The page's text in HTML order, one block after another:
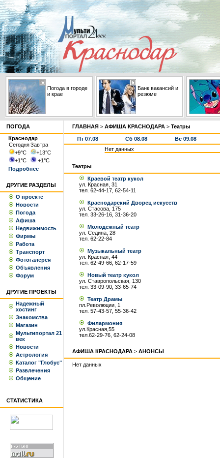
Погода в городе
и крае
Банк вакансий и
резюме
ПОГОДА
Краснодар
СегодняЗавтра
+9°С +13°С
+1°С +1°С
Подробнее
ДРУГИЕ РАЗДЕЛЫ
О проекте
Новости
Погода
Афиша
Недвижимость
Фирмы
Работа
Транспорт
Фотогалерея
Объявления
Форум
ДРУГИЕ ПРОЕКТЫ
Надежный
хостинг
Знакомства
Магазин
Мультипортал 21
век
Новости
Астрология
Каталог "Глобус"
Развлечения
Общение
СТАТИСТИКА
ГЛАВНАЯ > АФИША КРАСНОДАРА > Театры
Пт 07.08 Сб 08.08
Вс 09.08
Нет данных
Театры
Краевой театр кукол
ул. Красная, 31
тел. 62-44-17, 62-54-11
Краснодарский Дворец искусств
ул. Стасова, 175
тел. 33-26-16, 31-36-20
Молодежный театр
ул. Седина, 28
тел. 62-22-84
Музыкальный театр
ул. Красная, 44
тел. 62-49-66, 62-17-59
Новый театр кукол
ул. Ставропольская, 130
тел. 33-09-90, 33-65-74
Театр Драмы
пл.Революции, 1
тел. 57-43-57, 55-36-42
Филармония
ул.Красная,55
тел.62-29-76, 62-24-08
АФИША КРАСНОДАРА > АНОНСЫ
Нет данных